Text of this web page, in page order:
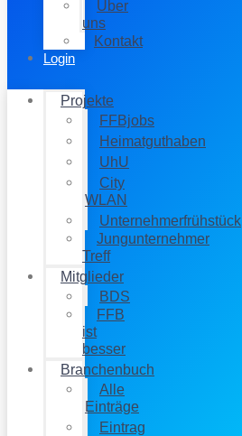
Über
uns
Kontakt
Login
Projekte
FFBjobs
Heimatguthaben
UhU
City
WLAN
Unternehmerfrühstück
Jungunternehmer
Treff
Mitglieder
BDS
FFB
ist
besser
Branchenbuch
Alle
Einträge
Eintrag